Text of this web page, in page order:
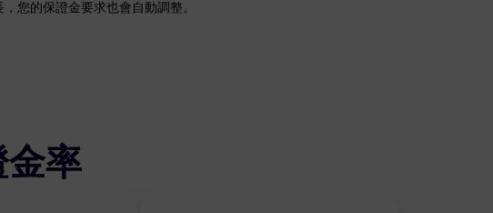
，您的保證金要求也會自動調整。
金率